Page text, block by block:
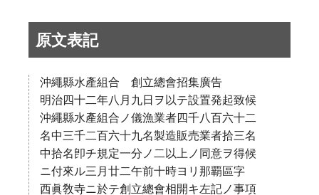
原文表記
沖繩縣水產組合 創立總會招集廣告
明治四十二年八月九日ヲ以テ設置発起致候
沖繩縣水產組合ノ儀漁業者四千八百六十二
名中三千二百六十九名製造販売業者拾三名
中拾名卽チ規定一分ノ二以上ノ同意ヲ得候
ニ付來ル三月廿二午前十時ヨリ那覇區字
西眞敎寺ニ於テ創立總會相開キ左記ノ事項